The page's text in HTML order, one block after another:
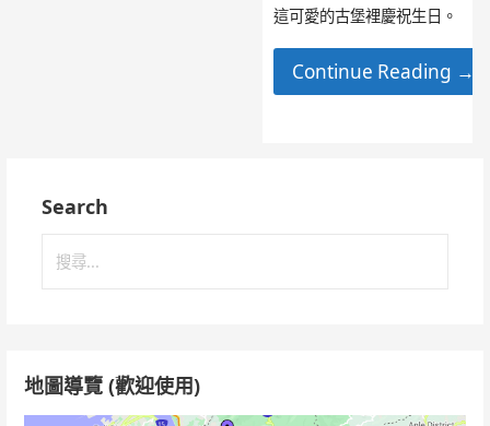
這可愛的古堡裡慶祝生日。
Continue Reading →
Search
地圖導覽 (歡迎使用)